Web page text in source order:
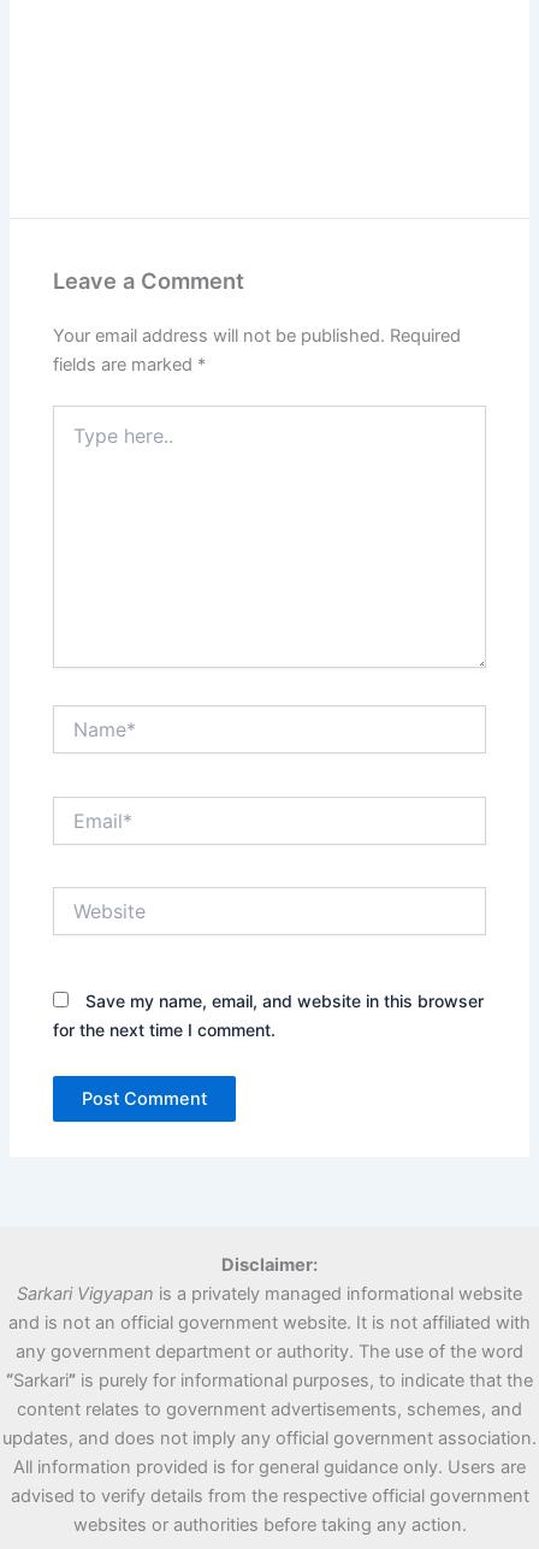
Leave a Comment
Your email address will not be published. Required
fields are marked *
here..
Save my name, email, and website in this browser
for the next time I comment.
Disclaimer:
Sarkari Vigyapan is a privately managed informational website
and is not an official government website. It is not affiliated with
any government department or authority. The use of the word
“Sarkari” is purely for informational purposes, to indicate that the
content relates to government advertisements, schemes, and
updates, and does not imply any official government association.
All information provided is for general guidance only. Users are
advised to verify details from the respective official government
websites or authorities before taking any action.